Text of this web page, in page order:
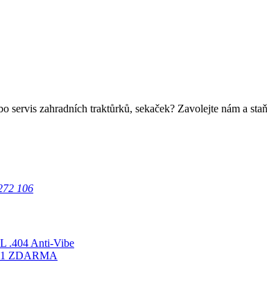
servis zahradních traktůrků, sekaček? Zavolejte nám a
106
.404 Anti-Vibe
ZDARMA